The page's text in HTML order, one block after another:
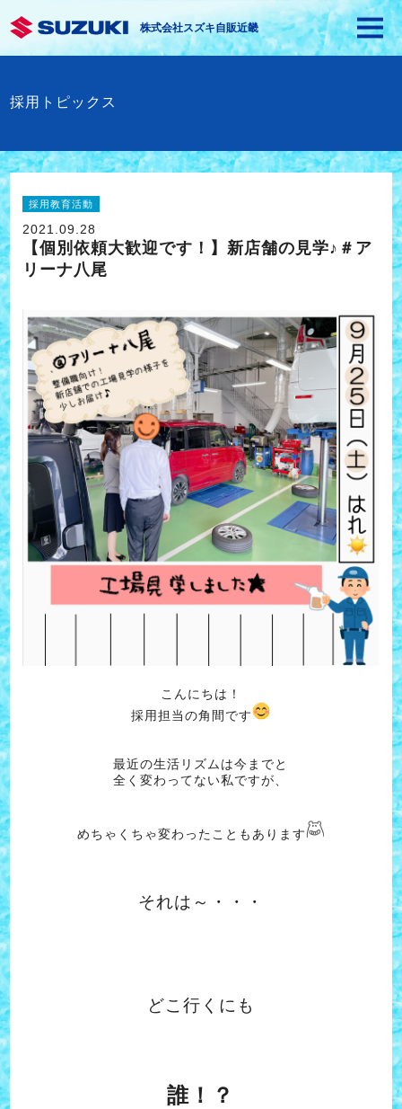
株式会社スズキ自販近畿
採用トピックス
採用教育活動
2021.09.28
【個別依頼大歓迎です！】新店舗の見学♪＃ア
リーナ八尾
こんにちは！
採用担当の角間です
最近の生活リズムは今までと
全く変わってない私ですが、
めちゃくちゃ変わったこともあります
それは～・・・
どこ行くにも
誰！？